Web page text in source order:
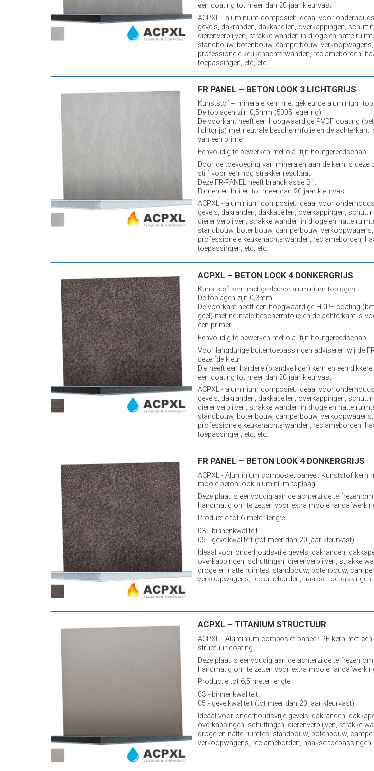
een coating tot meer dan 20 jaar kleurvast.
ACPXL - aluminium composiet: ideaal voor
gevels, dakranden, dakkapellen, overkappingen,
dierenverblijven, strakke wanden in droge en natte
standbouw, botenbouw, camperbouw, verkoopwagens,
professionele keukenachterwanden, reclameborden,
toepassingen, etc, etc..
FR PANEL – BETON LOOK 3 LICHTGRIJS
Kunststof + minerale kern met gekleurde aluminium
De toplagen zijn 0,5mm (5005 legering).
De voorkant heeft een hoogwaardige PVDF coating
lichtgrijs) met neutrale beschermfolie en de achterkant
van een primer.
Eenvoudig te bewerken met o.a. fijn houtgereedschap.
Door de toevoeging van mineralen aan de kern is deze
stijf voor een nog strakker resultaat.
Deze FR-PANEL heeft brandklasse B1.
Binnen en buiten tot meer dan 20 jaar kleurvast.
ACPXL - aluminium composiet: ideaal voor
gevels, dakranden, dakkapellen, overkappingen,
dierenverblijven, strakke wanden in droge en natte
standbouw, botenbouw, camperbouw, verkoopwagens,
professionele keukenachterwanden, reclameborden,
toepassingen, etc, etc..
ACPXL – BETON LOOK 4 DONKERGRIJS
Kunststof kern met gekleurde aluminium toplagen.
De toplagen zijn 0,3mm.
De voorkant heeft een hoogwaardige HDPE coating
geel) met neutrale beschermfolie en de achterkant is
een primer.
Eenvoudig te bewerken met o.a. fijn houtgereedschap.
Voor langdurige buitentoepassingen adviseren wij de
dezelfde kleur.
Die heeft een hardere (brandveiliger) kern en een
een coating tot meer dan 20 jaar kleurvast.
ACPXL - aluminium composiet: ideaal voor
gevels, dakranden, dakkapellen, overkappingen,
dierenverblijven, strakke wanden in droge en natte
standbouw, botenbouw, camperbouw, verkoopwagens,
professionele keukenachterwanden, reclameborden,
toepassingen, etc, etc..
FR PANEL – BETON LOOK 4 DONKERGRIJS
ACPXL - Aluminium composiet paneel: Kunststof kern
mooie beton-look aluminium toplaag.
Deze plaat is eenvoudig aan de achterzijde te frezen
handmatig om te zetten voor extra mooie
Productie tot 6 meter lengte.
03 - binnenkwaliteit
05 - gevelkwaliteit (tot meer dan 20 jaar kleurvast).
Ideaal voor onderhoudsvrije gevels, dakranden,
overkappingen, schuttingen, dierenverblijven, strakke
droge en natte ruimtes, standbouw, botenbouw,
verkoopwagens, reclameborden, haakse toepassingen,
ACPXL – TITANIUM STRUCTUUR
ACPXL - Aluminium composiet paneel: PE kern met
structuur coating.
Deze plaat is eenvoudig aan de achterzijde te frezen
handmatig om te zetten voor extra mooie
Productie tot 6,5 meter lengte.
03 - binnenkwaliteit
05 - gevelkwaliteit (tot meer dan 20 jaar kleurvast).
Ideaal voor onderhoudsvrije gevels, dakranden,
overkappingen, schuttingen, dierenverblijven, strakke
droge en natte ruimtes, standbouw, botenbouw,
verkoopwagens, reclameborden, haakse toepassingen,